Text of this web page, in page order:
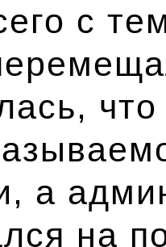
с
а
на